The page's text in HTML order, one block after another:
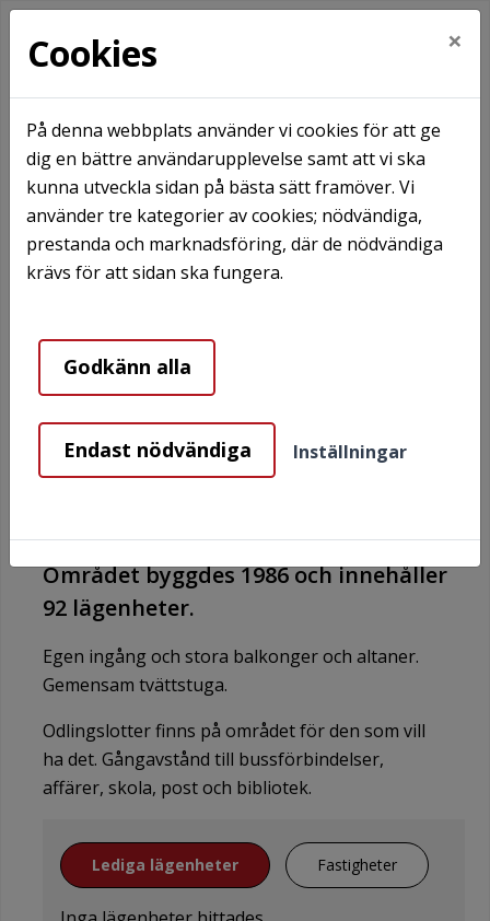
Hem Våra områden Båstad Vångavägen
Vångavägen
Området byggdes 1986 och innehåller
92 lägenheter.
Egen ingång och stora balkonger och altaner.
Gemensam tvättstuga.
Odlingslotter finns på området för den som vill
ha det. Gångavstånd till bussförbindelser,
affärer, skola, post och bibliotek.
Lediga lägenheter Fastigheter
Cookies ×
På denna webbplats använder vi cookies för att ge
dig en bättre användarupplevelse samt att vi ska
kunna utveckla sidan på bästa sätt framöver. Vi
använder tre kategorier av cookies; nödvändiga,
prestanda och marknadsföring, där de nödvändiga
krävs för att sidan ska fungera.
Godkänn alla
Endast nödvändiga Inställningar